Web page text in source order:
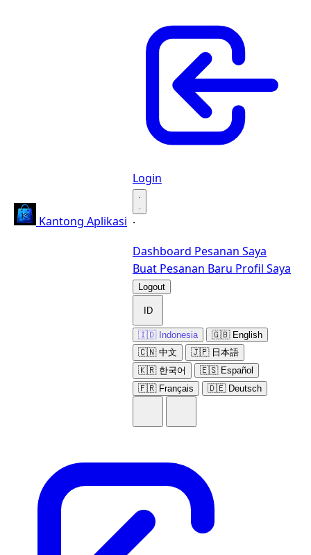
Kantong Aplikasi
Login
·
·
Dashboard Pesanan Saya
Buat Pesanan Baru Profil Saya
Logout
ID
🇮🇩 Indonesia
🇬🇧 English
🇨🇳 中文
🇯🇵 日本語
🇰🇷 한국어
🇪🇸 Español
🇫🇷 Français
🇩🇪 Deutsch